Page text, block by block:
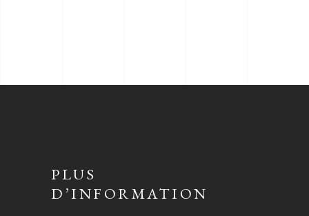
PLUS
D’INFORMATION